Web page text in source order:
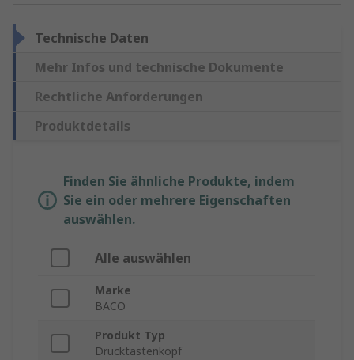
Technische Daten
Mehr Infos und technische Dokumente
Rechtliche Anforderungen
Produktdetails
Finden Sie ähnliche Produkte, indem
Sie ein oder mehrere Eigenschaften
auswählen.
Alle auswählen
Marke
BACO
Produkt Typ
Drucktastenkopf